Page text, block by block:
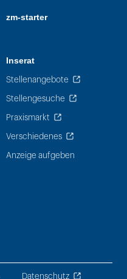
zm-starter
Inserat
Stellenangebote
Stellengesuche
Praxismarkt
Verschiedenes
Anzeige aufgeben
Datenschutz